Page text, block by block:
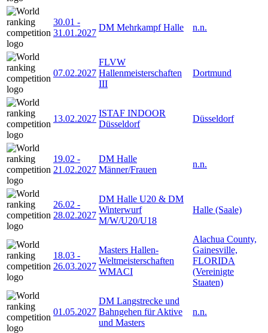
30.01 -
31.01.2027
DM Mehrkampf Halle n.n.
07.02.2027
FLVW
Hallenmeisterschaften
III
Dortmund
13.02.2027
ISTAF INDOOR
Düsseldorf
Düsseldorf
19.02 -
21.02.2027
DM Halle
Männer/Frauen
n.n.
26.02 -
28.02.2027
DM Halle U20 & DM
Winterwurf
M/W/U20/U18
Halle (Saale)
18.03 -
26.03.2027
Masters Hallen-
Weltmeisterschaften
WMACI
Alachua County,
Gainesville,
FLORIDA
(Vereinigte
Staaten)
01.05.2027
DM Langstrecke und
Bahngehen für Aktive
und Masters
n.n.